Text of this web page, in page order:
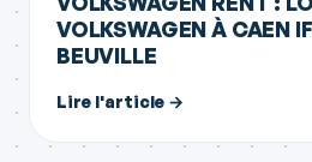
VOLKSWAGEN À CAEN
BEUVILLE
Lire l'article →